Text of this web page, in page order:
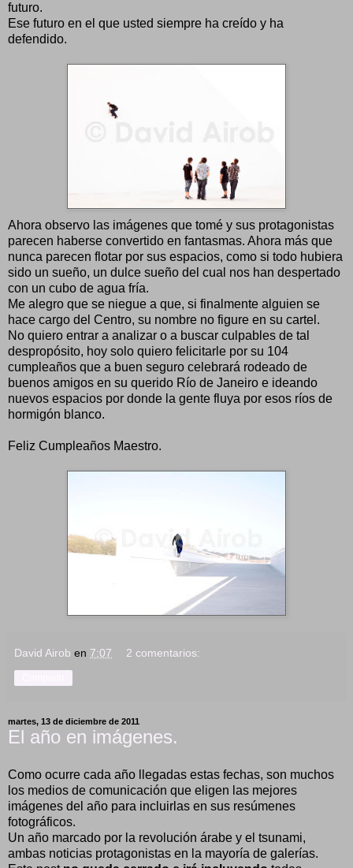
futuro.
Ese futuro en el que usted siempre ha creído y ha
defendido.
Ahora observo las imágenes que tomé y sus protagonistas
parecen haberse convertido en fantasmas. Ahora más que
nunca parecen flotar por sus espacios, como si todo hubiera
sido un sueño, un dulce sueño del cual nos han despertado
con un cubo de agua fría.
Me alegro que se niegue a que, si finalmente alguien se
hace cargo del Centro, su nombre no figure en su cartel.
No quiero entrar a analizar o a buscar culpables de tal
despropósito, hoy solo quiero felicitarle por su 104
cumpleaños que a buen seguro celebrará rodeado de
buenos amigos en su querido Río de Janeiro e ideando
nuevos espacios por donde la gente fluya por esos ríos de
hormigón blanco.
Feliz Cumpleaños Maestro.
David Airob en 7:07 2 comentarios:
martes, 13 de diciembre de 2011
El año en imágenes.
Como ocurre cada año llegadas estas fechas, son muchos
los medios de comunicación que eligen las mejores
imágenes del año para incluirlas en sus resúmenes
fotográficos.
Un año marcado por la revolución árabe y el tsunami,
ambas noticias protagonistas en la mayoría de galerías.